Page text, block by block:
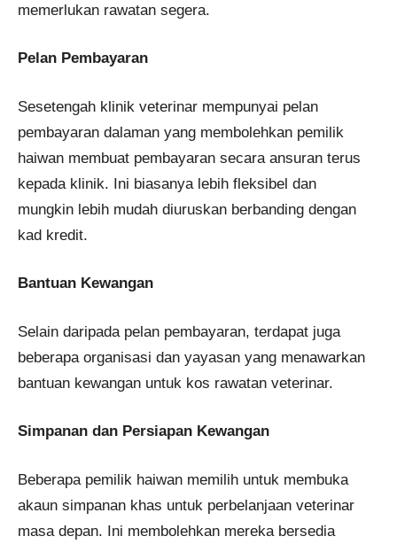
memerlukan rawatan segera​​.
Pelan Pembayaran
Sesetengah klinik veterinar mempunyai pelan
pembayaran dalaman yang membolehkan pemilik
haiwan membuat pembayaran secara ansuran terus
kepada klinik. Ini biasanya lebih fleksibel dan
mungkin lebih mudah diuruskan berbanding dengan
kad kredit​​.
Bantuan Kewangan
Selain daripada pelan pembayaran, terdapat juga
beberapa organisasi dan yayasan yang menawarkan
bantuan kewangan untuk kos rawatan veterinar.
Simpanan dan Persiapan Kewangan
Beberapa pemilik haiwan memilih untuk membuka
akaun simpanan khas untuk perbelanjaan veterinar
masa depan. Ini membolehkan mereka bersedia